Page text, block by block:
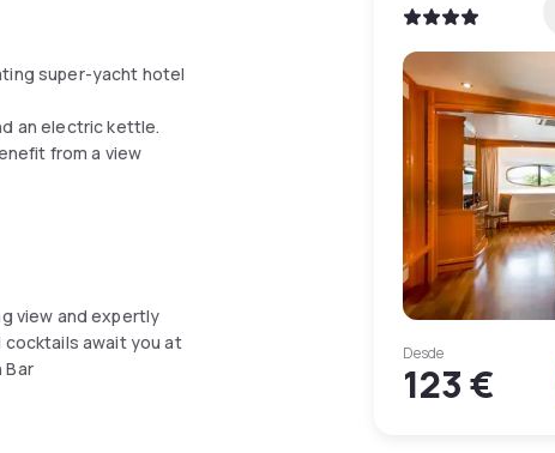
super-yacht hotel
an electric kettle.
from a view
at the property
treat themselves to a
view and expertly
cocktails await you at
Bar
Desde
123 €